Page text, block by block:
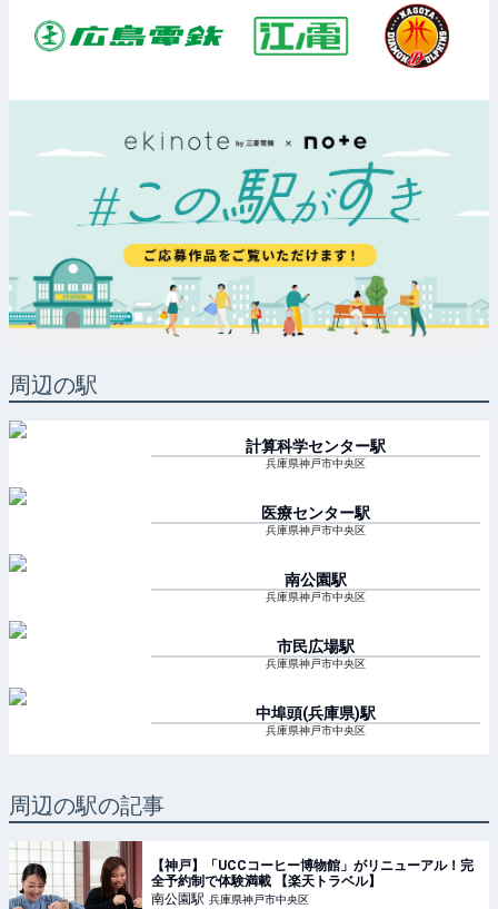
周辺の駅
計算科学センター駅
兵庫県神戸市中央区
医療センター駅
兵庫県神戸市中央区
南公園駅
兵庫県神戸市中央区
市民広場駅
兵庫県神戸市中央区
中埠頭(兵庫県)駅
兵庫県神戸市中央区
周辺の駅の記事
【神戸】「UCCコーヒー博物館」がリニューアル！完
全予約制で体験満載 【楽天トラベル】
南公園駅 兵庫県神戸市中央区